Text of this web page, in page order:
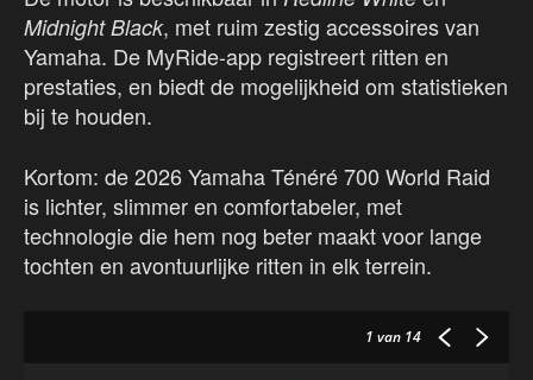
Midnight Black, met ruim zestig accessoires van
Yamaha. De MyRide-app registreert ritten en
prestaties, en biedt de mogelijkheid om statistieken
bij te houden.
Kortom: de 2026 Yamaha Ténéré 700 World Raid
is lichter, slimmer en comfortabeler, met
technologie die hem nog beter maakt voor lange
tochten en avontuurlijke ritten in elk terrein.
1 van 14